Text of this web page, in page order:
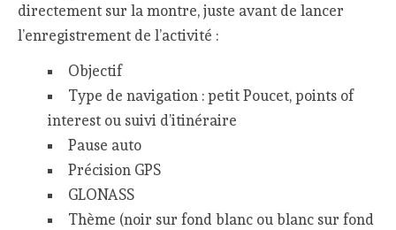
directement sur la montre, juste avant de lancer
l’enregistrement de l’activité :
Objectif
Type de navigation : petit Poucet, points of
interest ou suivi d’itinéraire
Pause auto
Précision GPS
GLONASS
Thème (noir sur fond blanc ou blanc sur fond